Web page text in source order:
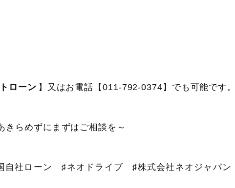
ローン 】又はお電話【011-792-0374】でも可能です。
きらめずにまずはご相談を～
社ローン ♯ネオドライブ ♯株式会社ネオジャパ